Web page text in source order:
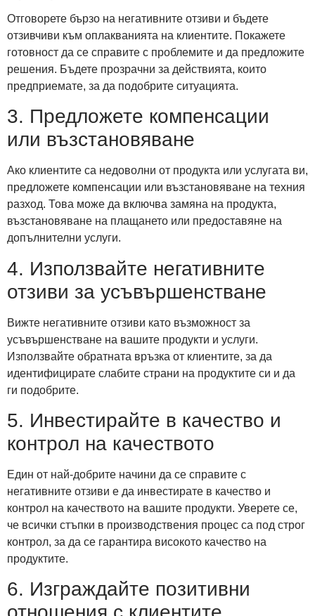
Отговорете бързо на негативните отзиви и бъдете
отзивчиви към оплакванията на клиентите. Покажете
готовност да се справите с проблемите и да предложите
решения. Бъдете прозрачни за действията, които
предприемате, за да подобрите ситуацията.
3. Предложете компенсации
или възстановяване
Ако клиентите са недоволни от продукта или услугата ви,
предложете компенсации или възстановяване на техния
разход. Това може да включва замяна на продукта,
възстановяване на плащането или предоставяне на
допълнителни услуги.
4. Използвайте негативните
отзиви за усъвършенстване
Вижте негативните отзиви като възможност за
усъвършенстване на вашите продукти и услуги.
Използвайте обратната връзка от клиентите, за да
идентифицирате слабите страни на продуктите си и да
ги подобрите.
5. Инвестирайте в качество и
контрол на качеството
Един от най-добрите начини да се справите с
негативните отзиви е да инвестирате в качество и
контрол на качеството на вашите продукти. Уверете се,
че всички стъпки в производствения процес са под строг
контрол, за да се гарантира високото качество на
продуктите.
6. Изграждайте позитивни